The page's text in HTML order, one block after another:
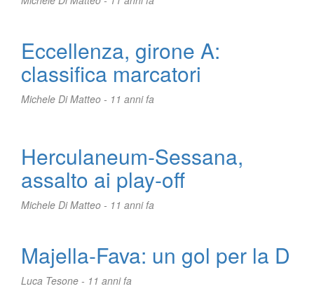
Eccellenza, girone A:
classifica marcatori
Michele Di Matteo - 11 anni fa
Herculaneum-Sessana,
assalto ai play-off
Michele Di Matteo - 11 anni fa
Majella-Fava: un gol per la D
Luca Tesone - 11 anni fa